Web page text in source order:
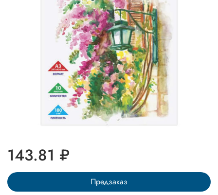
143.81 ₽
Предзаказ